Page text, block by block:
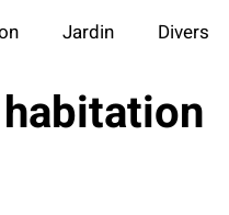
Jardin Divers